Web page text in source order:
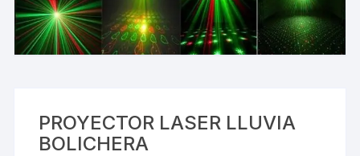
PROYECTOR LASER LLUVIA
BOLICHERA